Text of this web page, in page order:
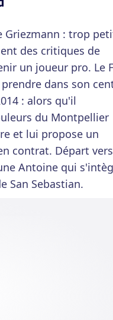
Griezmann : trop
des critiques de
un joueur pro. Le
dans son
: alors qu'il
du Montpellier
et lui propose un
contrat. Départ
Antoine qui
San Sebastian.